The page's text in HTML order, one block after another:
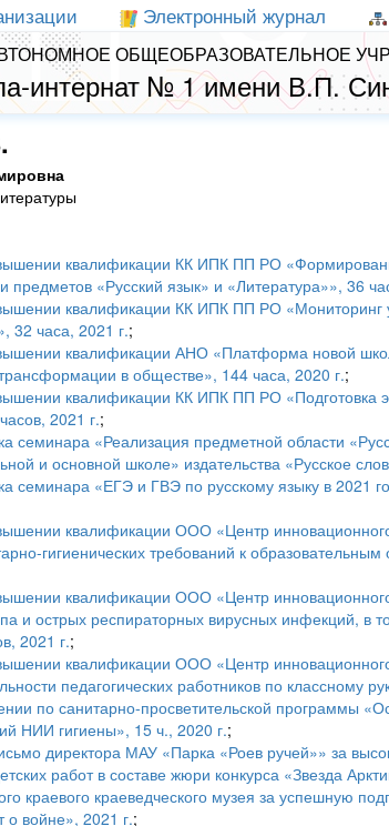
Электронный журнал
ОБЩЕОБРАЗОВАТЕЛЬНОЕ
интернат № 1 имени В.П.
квалификации КК ИПК ПП РО
предметов «Русский язык» и «Литература»», 36
квалификации КК ИПК ПП РО «Мониторинг
32 часа, 2021 г.;
квалификации АНО «Платформа новой
в обществе», 144 часа, 2020 г.;
квалификации КК ИПК ПП РО «Подготовка
2021 г.;
семинара «Реализация предметной области
и основной школе» издательства «Русское
семинара «ЕГЭ и ГВЭ по русскому языку в 2021
квалификации ООО «Центр
гигиенических требований к
квалификации ООО «Центр
и острых респираторных вирусных инфекций, в
2021 г.;
квалификации ООО «Центр
педагогических работников по классному
по санитарно-просветительской программы
НИИ гигиены», 15 ч., 2020 г.;
директора МАУ «Парка «Роев ручей»» за
работ в составе жюри конкурса «Звезда
краевого краеведческого музея за успешную
о войне», 2021 г.;